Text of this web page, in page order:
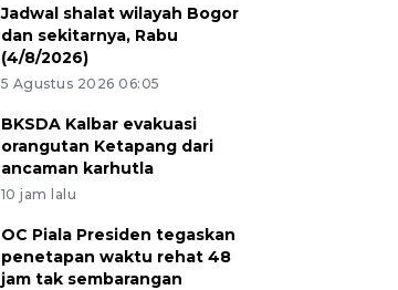
Jadwal shalat wilayah Bogor
dan sekitarnya, Rabu
(4/8/2026)
5 Agustus 2026 06:05
BKSDA Kalbar evakuasi
orangutan Ketapang dari
ancaman karhutla
10 jam lalu
OC Piala Presiden tegaskan
penetapan waktu rehat 48
jam tak sembarangan